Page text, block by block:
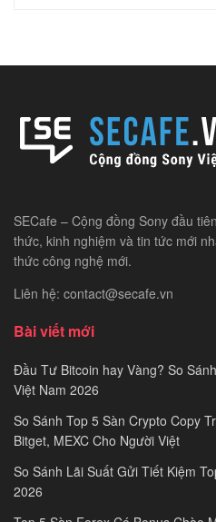
SECafe – Cộng đồng Sony đầu
thức, kinh nghiệm và tin tức mới
thức công nghệ mới.
Liên hệ: contact@secafe.vn
Bài viết mới
Đầu Tư Bitcoin hay Vàng? So
Việt Nam 2026
So Sánh Top 5 Sàn Crypto Copy
Bitget, MEXC Cho Người Việt
So Sánh Lãi Suất Gửi Tiết Kiệm
2026